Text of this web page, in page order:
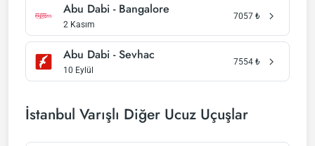
Abu Dabi - Bangalore
2 Kasım
7057 ₺
Abu Dabi - Sevhac
10 Eylül
7554 ₺
İstanbul Varışlı Diğer Ucuz Uçuşlar